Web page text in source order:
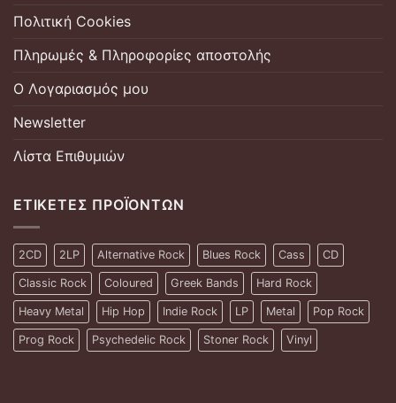
Πολιτική Cookies
Πληρωμές & Πληροφορίες αποστολής
Ο Λογαριασμός μου
Newsletter
Λίστα Επιθυμιών
ΕΤΙΚΈΤΕΣ ΠΡΟΪΌΝΤΩΝ
2CD 2LP Alternative Rock Blues Rock Cass CD
Classic Rock Coloured Greek Bands Hard Rock
Heavy Metal Hip Hop Indie Rock LP Metal Pop Rock
Prog Rock Psychedelic Rock Stoner Rock Vinyl